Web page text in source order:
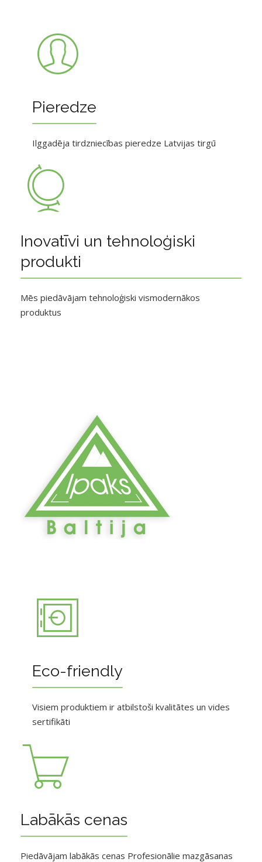
Pieredze
Ilggadēja tirdzniecības pieredze Latvijas tirgū
Inovatīvi un tehnoloģiski
produkti
Mēs piedāvājam tehnoloģiski vismodernākos
produktus
Eco-friendly
Visiem produktiem ir atbilstoši kvalitātes un vides
sertifikāti
Labākās cenas
Piedāvājam labākās cenas Profesionālie mazgāsanas